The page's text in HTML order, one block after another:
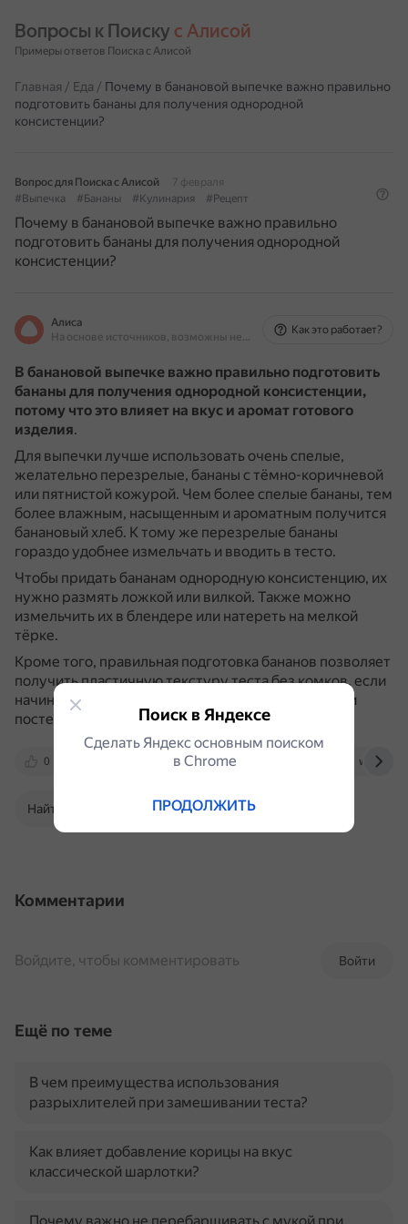
Вопросы к Поиску с Алисой
Примеры ответов Поиска с Алисой
Главная / Еда / Почему в банановой выпечке важно правильно
подготовить бананы для получения однородной
консистенции?
Вопрос для Поиска с Алисой
7 февраля
#Выпечка
#Бананы #Кулинария #Рецепт
Почему в банановой выпечке важно правильно
подготовить бананы для получения однородной
консистенции?
Алиса
На основе источников, возможны неточности
Как это работает?
В банановой выпечке важно правильно подготовить
бананы для получения однородной консистенции,
потому что это влияет на вкус и аромат готового
изделия.
Для выпечки лучше использовать очень спелые,
желательно перезрелые, бананы с тёмно-коричневой
или пятнистой кожурой. Чем более спелые бананы, тем
более влажным, насыщенным и ароматным получится
банановый хлеб. К тому же перезрелые бананы
гораздо удобнее измельчать и вводить в тесто.
Чтобы придать бананам однородную консистенцию, их
нужно размять ложкой или вилкой. Также можно
измельчить их в блендере или натереть на мелкой
тёрке.
Кроме того, правильная подготовка бананов позволяет
получить пластичную текстуру теста без комков, если
начинать со смешивания влажных ингредиентов и
постепенно добавлять сухие.
0 www.gastronom.ru
Найти в Поиске
Комментарии
Войти
Войдите, чтобы комментировать
Ещё по теме
В чем преимущества использования
разрыхлителей при замешивании теста?
Как влияет добавление корицы на вкус
классической шарлотки?
Поиск в Яндексе
Сделать Яндекс основным поиском
в Сhrome
ПРОДОЛЖИТЬ